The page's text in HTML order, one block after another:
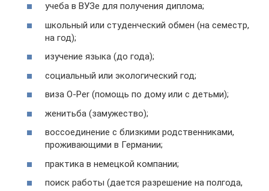
учеба в ВУЗе для получения диплома;
школьный или студенческий обмен (на семестр,
на год);
изучение языка (до года);
социальный или экологический год;
виза O-Per (помощь по дому или с детьми);
женитьба (замужество);
воссоединение с близкими родственниками,
проживающими в Германии;
практика в немецкой компании;
поиск работы (дается разрешение на полгода,